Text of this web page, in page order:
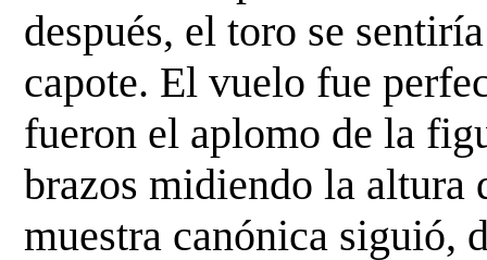
después, el toro se
capote. El vuelo fue
fueron el aplomo de la
brazos midiendo la altura